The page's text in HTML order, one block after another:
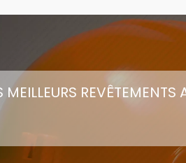
MEILLEURS